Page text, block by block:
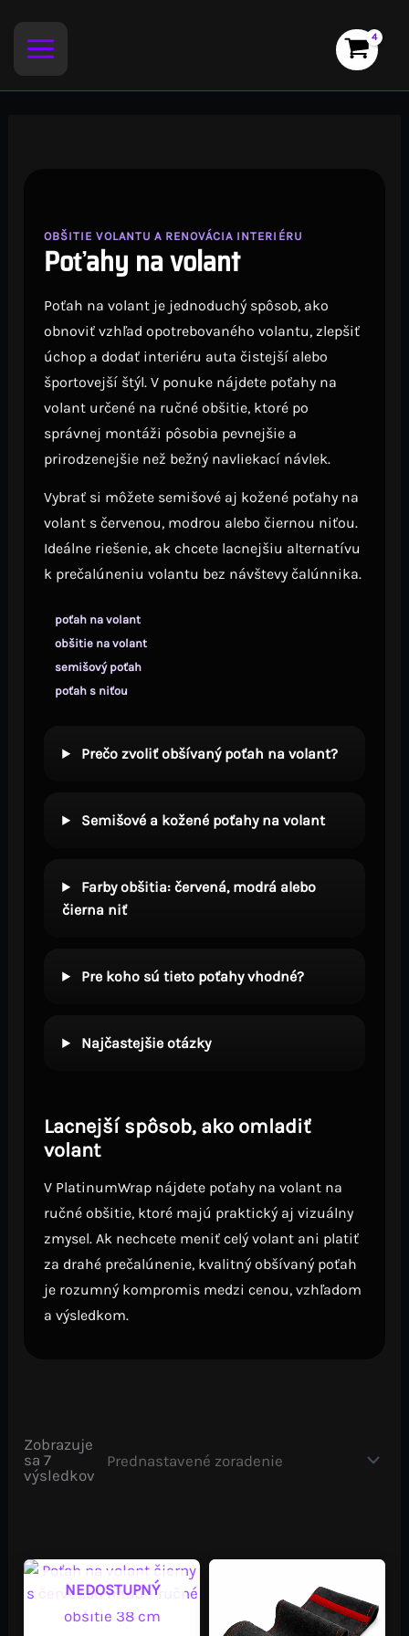
obsah
OBŠITIE VOLANTU A RENOVÁCIA INTERIÉRU
Poťahy na volant
Poťah na volant je jednoduchý spôsob, ako
obnoviť vzhľad opotrebovaného volantu, zlepšiť
úchop a dodať interiéru auta čistejší alebo
športovejší štýl. V ponuke nájdete poťahy na
volant určené na ručné obšitie, ktoré po
správnej montáži pôsobia pevnejšie a
prirodzenejšie než bežný navliekací návlek.
Vybrať si môžete semišové aj kožené poťahy na
volant s červenou, modrou alebo čiernou niťou.
Ideálne riešenie, ak chcete lacnejšiu alternatívu
k prečalúneniu volantu bez návštevy čalúnnika.
poťah na volant
obšitie na volant
semišový poťah
poťah s niťou
Prečo zvoliť obšívaný poťah na volant?
Semišové a kožené poťahy na volant
Farby obšitia: červená, modrá alebo
čierna niť
Pre koho sú tieto poťahy vhodné?
Najčastejšie otázky
Lacnejší spôsob, ako omladiť
volant
V PlatinumWrap nájdete poťahy na volant na
ručné obšitie, ktoré majú praktický aj vizuálny
zmysel. Ak nechcete meniť celý volant ani platiť
za drahé prečalúnenie, kvalitný obšívaný poťah
je rozumný kompromis medzi cenou, vzhľadom
a výsledkom.
Zobrazuje
sa 7
výsledkov
NEDOSTUPNÝ